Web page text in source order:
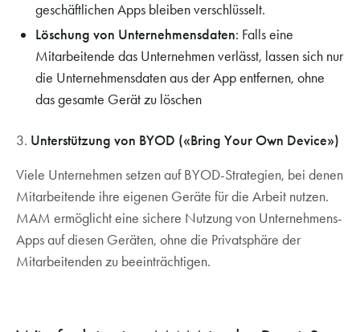
geschäftlichen Apps bleiben verschlüsselt.
Löschung von Unternehmensdaten: Falls eine
Mitarbeitende das Unternehmen verlässt, lassen sich nur
die Unternehmensdaten aus der App entfernen, ohne
das gesamte Gerät zu löschen
3. Unterstützung von BYOD («Bring Your Own Device»)
Viele Unternehmen setzen auf BYOD-Strategien, bei denen
Mitarbeitende ihre eigenen Geräte für die Arbeit nutzen.
MAM ermöglicht eine sichere Nutzung von Unternehmens-
Apps auf diesen Geräten, ohne die Privatsphäre der
Mitarbeitenden zu beeinträchtigen.